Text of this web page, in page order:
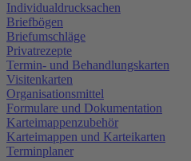
Individualdrucksachen
Briefbögen
Briefumschläge
Privatrezepte
Termin- und Behandlungskarten
Visitenkarten
Organisationsmittel
Formulare und Dokumentation
Karteimappenzubehör
Karteimappen und Karteikarten
Terminplaner